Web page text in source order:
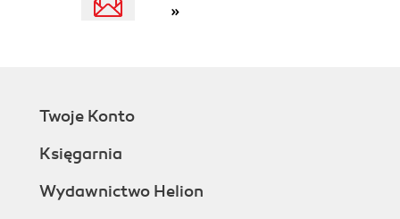
»
Twoje Konto
Księgarnia
Wydawnictwo Helion